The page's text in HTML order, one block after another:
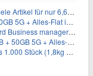
nur 6,66€ – nur 48 Stunden
für 34,99€/Monat – eff. 4,65€/Monat
Kombi-Abo 1 Monat kostenlos
Netz für 19,99€/Monat – eff. 0,61€/Monat
(1,8kg Eimer) für 6,29€